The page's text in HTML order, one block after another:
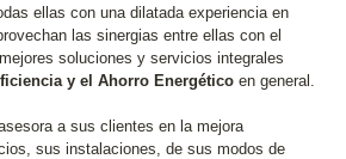
ellas con una dilatada experiencia en
las sinergias entre ellas con el
soluciones y servicios integrales
y el Ahorro Energético en general.
a sus clientes en la mejora
sus instalaciones, de sus modos de